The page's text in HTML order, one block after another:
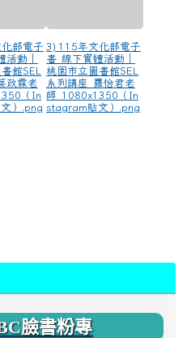
部電子
活動｜
館SEL
政霖老
（In
）.png
3) 115年文化部電子
書_線下實體活動｜
桃園市立圖書館SEL
系列講座_羅怡君老
師_1080x1350（In
stagram貼文）.png
臉書粉專